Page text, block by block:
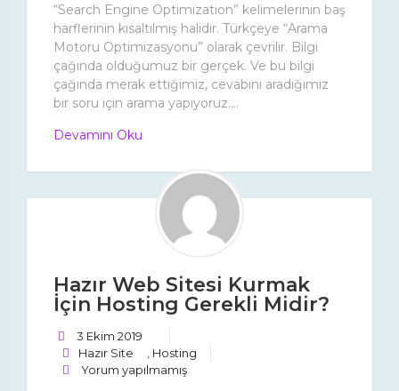
“Search Engine Optimization” kelimelerinin baş
harflerinin kısaltılmış halidir. Türkçeye “Arama
Motoru Optimizasyonu” olarak çevrilir. Bilgi
çağında olduğumuz bir gerçek. Ve bu bilgi
çağında merak ettiğimiz, cevabını aradığımız
bir soru için arama yapıyoruz....
Devamını Oku
Hazır Web Sitesi Kurmak
İçin Hosting Gerekli Midir?
3 Ekim 2019
Hazır Site
Hosting
Yorum yapılmamış